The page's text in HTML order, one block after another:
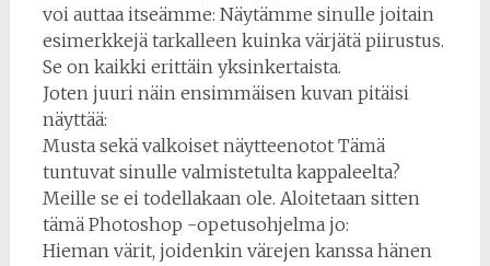
voi auttaa itseämme: Näytämme sinulle joitain
esimerkkejä tarkalleen kuinka värjätä piirustus.
Se on kaikki erittäin yksinkertaista.
Joten juuri näin ensimmäisen kuvan pitäisi
näyttää:
Musta sekä valkoiset näytteenotot Tämä
tuntuvat sinulle valmistetulta kappaleelta?
Meille se ei todellakaan ole. Aloitetaan sitten
tämä Photoshop -opetusohjelma jo:
Hieman värit, joidenkin värejen kanssa hänen